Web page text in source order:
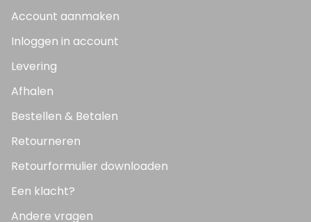
Account aanmaken
Inloggen in account
Levering
Afhalen
Bestellen & Betalen
Retourneren
Retourformulier downloaden
Een klacht?
Andere vragen